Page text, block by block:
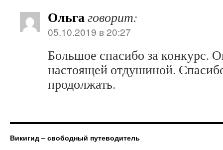
Ольгаговорит:
05.10.2019 в 20:27
Большое спасибо за конкурс.
настоящей отдушиной.
продолжать.
Викигид – свободный путеводитель